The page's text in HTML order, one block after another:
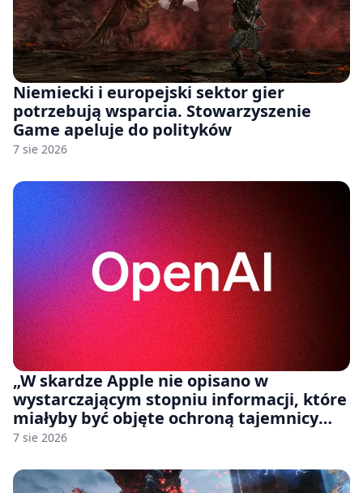
Niemiecki i europejski sektor gier
potrzebują wsparcia. Stowarzyszenie
Game apeluje do polityków
7 sie 2026
„W skardze Apple nie opisano w
wystarczającym stopniu informacji, które
miałyby być objęte ochroną tajemnicy
handlowej”. OpenAI żąda odrzucenia
7 sie 2026